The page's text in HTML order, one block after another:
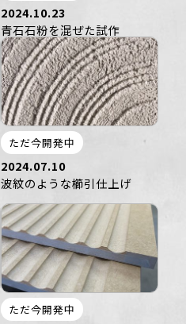
2024.10.23
青石石粉を混ぜた試作
ただ今開発中
2024.07.10
波紋のような櫛引仕上げ
ただ今開発中